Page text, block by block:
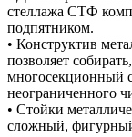
стеллажа СТФ
подпятником.
• Конструктив
позволяет
многосекционный
неограниченного
• Стойки
сложный,